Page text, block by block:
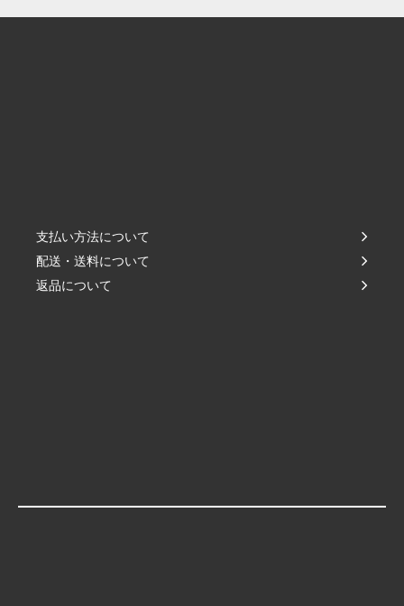
支払い方法について
配送・送料について
返品について